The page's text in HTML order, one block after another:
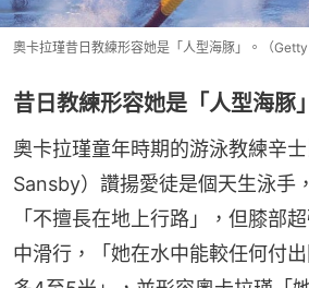
奧卡拉瑾昔日教練形容她是「人型海豚」。（Getty
昔日教練形容她是「人型海豚」
奧卡拉瑾童年時期的游泳教練辛
Sansby）讚揚愛徒是個天生泳手
「不擅長在地上行路」，但膝部
中滑行，「她在水中能較任何付